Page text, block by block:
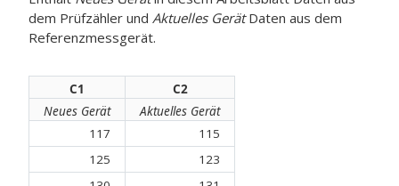
dem Prüfzähler und Aktuelles GerätDaten aus dem
Referenzmessgerät.
C1
C2
Neues Gerät
Aktuelles Gerät
117
115
125
123